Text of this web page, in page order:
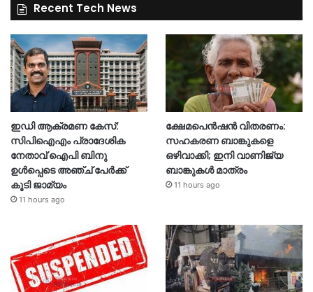
Recent Tech News
ഇഡി ആക്രമണ കേസ്:
സിപിഐഎം പ്രാദേശിക
നേതാവ് ഐപി ബിനു
ഉൾപ്പെടെ അഞ്ച് പേർക്ക്
കൂടി ജാമ്യം
11 hours ago
ക്ഷേമപെൻഷൻ വിതരണം:
സഹകരണ ബാങ്കുകളെ
ഒഴിവാക്കി; ഇനി വാണിജ്യ
ബാങ്കുകൾ മാത്രം
11 hours ago